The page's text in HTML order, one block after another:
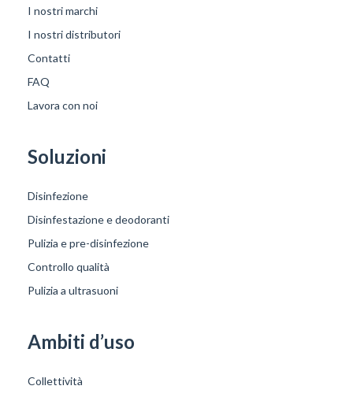
I nostri marchi
I nostri distributori
Contatti
FAQ
Lavora con noi
Soluzioni
Disinfezione
Disinfestazione e deodoranti
Pulizia e pre-disinfezione
Controllo qualità
Pulizia a ultrasuoni
Ambiti d’uso
Collettività